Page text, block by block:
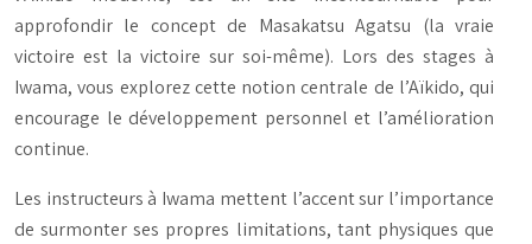
approfondir le concept de Masakatsu Agatsu (la vraie
victoire est la victoire sur soi-même). Lors des stages à
Iwama, vous explorez cette notion centrale de l’Aïkido, qui
encourage le développement personnel et l’amélioration
continue.
Les instructeurs à Iwama mettent l’accent sur l’importance
de surmonter ses propres limitations, tant physiques que